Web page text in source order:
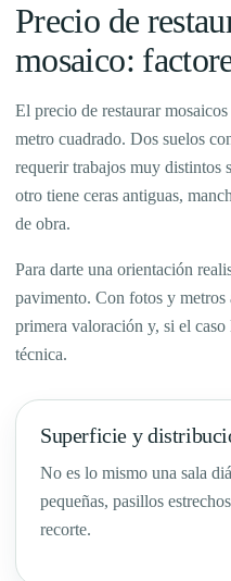
Precio de
mosaico:
El precio de restaurar
metro cuadrado. Dos suelos
requerir trabajos muy distintos
otro tiene ceras antiguas,
de obra.
Para darte una orientación
pavimento. Con fotos y metros
primera valoración y, si el
técnica.
Superficie y
No es lo mismo una sala
pequeñas, pasillos
recorte.